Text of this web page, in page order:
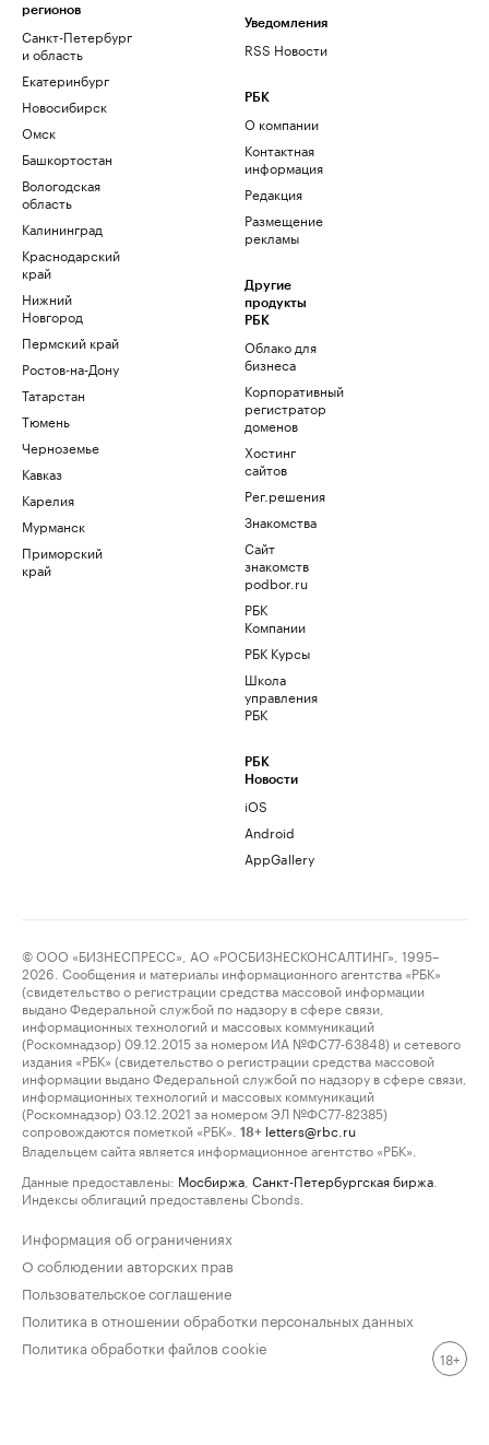
регионов
Санкт-Петербург
и область
Екатеринбург
Новосибирск
Омск
Башкортостан
Вологодская
область
Калининград
Краснодарский
край
Нижний
Новгород
Пермский край
Ростов-на-Дону
Татарстан
Тюмень
Черноземье
Кавказ
Карелия
Мурманск
Приморский
край
Уведомления
RSS Новости
РБК
О компании
Контактная
информация
Редакция
Размещение
рекламы
Другие
продукты
РБК
Облако для
бизнеса
Корпоративный
регистратор
доменов
Хостинг
сайтов
Рег.решения
Знакомства
Сайт
знакомств
podbor.ru
РБК
Компании
РБК Курсы
Школа
управления
РБК
РБК
Новости
iOS
Android
AppGallery
© ООО «БИЗНЕСПРЕСС», АО «РОСБИЗНЕСКОНСАЛТИНГ», 1995–
2026. Сообщения и материалы информационного агентства «РБК»
(свидетельство о регистрации средства массовой информации
выдано Федеральной службой по надзору в сфере связи,
информационных технологий и массовых коммуникаций
(Роскомнадзор) 09.12.2015 за номером ИА №ФС77-63848) и сетевого
издания «РБК» (свидетельство о регистрации средства массовой
информации выдано Федеральной службой по надзору в сфере связи,
информационных технологий и массовых коммуникаций
(Роскомнадзор) 03.12.2021 за номером ЭЛ №ФС77-82385)
сопровождаются пометкой «РБК».
18+ letters@rbc.ru
Владельцем сайта является информационное агентство «РБК».
Данные предоставлены: Мосбиржа Санкт-Петербургская биржа
Индексы облигаций предоставлены Cbonds.
Информация об ограничениях
О соблюдении авторских прав
Пользовательское соглашение
Политика в отношении обработки персональных данных
Политика обработки файлов cookie
18+